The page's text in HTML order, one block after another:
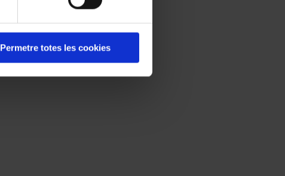
Permetre totes les cookies